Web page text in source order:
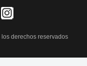
derechos reservados